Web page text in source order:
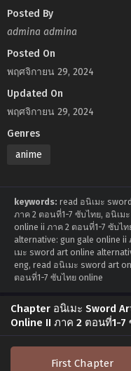
Posted By
admina admina
Posted On
พฤศจิกายน 29, 2024
Updated On
พฤศจิกายน 29, 2024
Genres
anime
keywords: read อนิเมะ
ภาค 2 ตอนที่1-7 ซับไทย, อนิเม
online ii ภาค 2 ตอนที่1-7 ซับไ
alternative: gun gale online
เมะ sword art online
eng, read อนิเมะ sword art
ตอนที่1-7 ซับไทย online
Chapter อนิเมะ Sword
Online II ภาค 2 ตอนที่1-7
First Chapter